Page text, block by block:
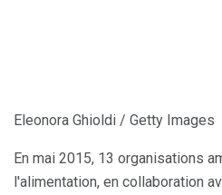
Eleonora Ghioldi / Getty Images
En mai 2015, 13 organisations
l'alimentation, en collaboration